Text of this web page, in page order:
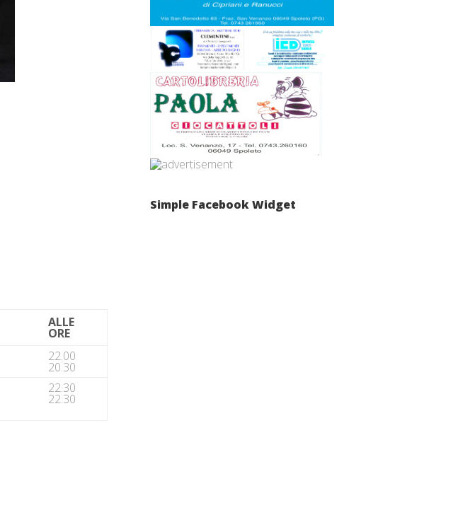
ALLE
ORE
22.00
20.30
22.30
22.30
Simple Facebook Widget